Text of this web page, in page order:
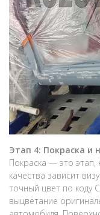
Этап 4: Покраска и
Покраска — это этап,
качества зависит
точный цвет по коду
выцветание